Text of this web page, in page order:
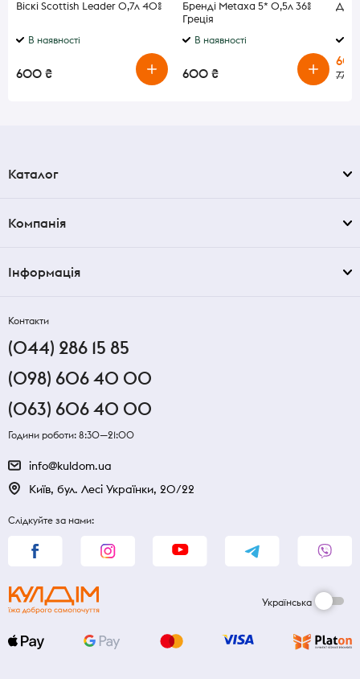
Віскі Scottish Leader 0,7л 40%
В наявності
600 ₴
Бренді Metaxa 5* 0,5л 36%
Греція
В наявності
600 ₴ 770
Каталог
Компанія
Інформація
Контакти
(044) 286 15 85
(098) 606 40 00
(063) 606 40 00
Години роботи: 8:30—21:00
info@kuldom.ua
Київ, бул. Лесі Українки, 20/22
Слідкуйте за нами:
Українська